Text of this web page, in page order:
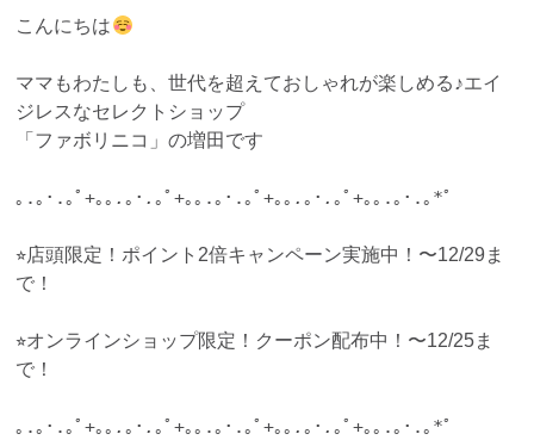
こんにちは
ママもわたしも、世代を超えておしゃれが楽しめる♪エイ
ジレスなセレクトショップ
「ファボリニコ」の増田です
｡.｡･.｡ﾟ+｡｡ .｡･ .｡ﾟ+｡｡.｡･.｡ﾟ+｡｡ .｡･ .｡ﾟ+｡｡.｡･.｡*ﾟ
⭐︎店頭限定！ポイント2倍キャンペーン実施中！〜12/29ま
で！
⭐︎オンラインショップ限定！クーポン配布中！〜12/25ま
で！
｡.｡･.｡ﾟ+｡｡ .｡･ .｡ﾟ+｡｡.｡･.｡ﾟ+｡｡ .｡･ .｡ﾟ+｡｡.｡･.｡*ﾟ